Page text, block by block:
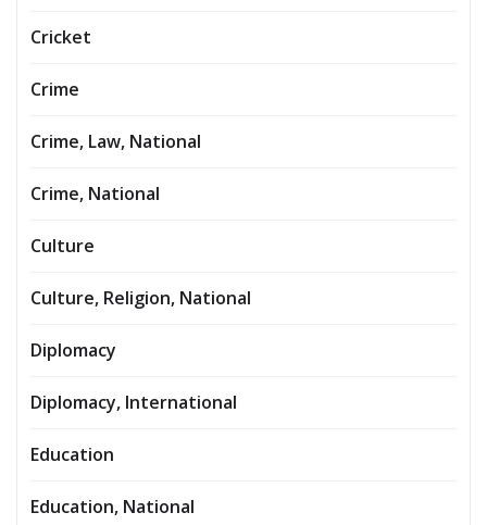
Cricket
Crime
Crime, Law, National
Crime, National
Culture
Culture, Religion, National
Diplomacy
Diplomacy, International
Education
Education, National